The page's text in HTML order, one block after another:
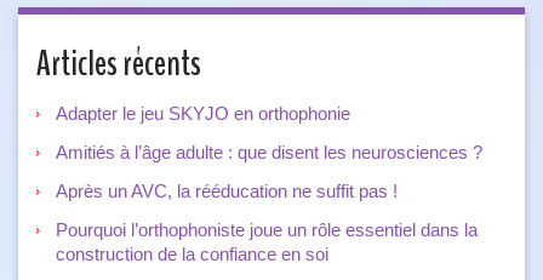
Articles récents
Adapter le jeu SKYJO en orthophonie
Amitiés à l’âge adulte : que disent les neurosciences ?
Après un AVC, la rééducation ne suffit pas !
Pourquoi l’orthophoniste joue un rôle essentiel dans la
construction de la confiance en soi